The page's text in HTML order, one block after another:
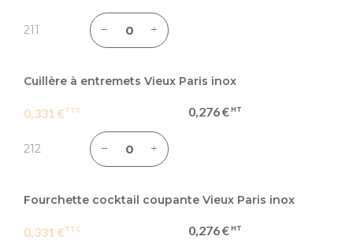
211
Cuillère à entremets Vieux Paris inox
0,331 € 0,276 €
212
Fourchette cocktail coupante Vieux Paris inox
0,331 € 0,276 €